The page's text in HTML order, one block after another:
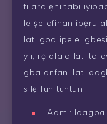
ti ara ẹni tabi
le ṣe afihan ibẹru
lati gba ipele
yii, rọ alala lati ta
gba anfani lati
silẹ fun tuntun.
Aami: